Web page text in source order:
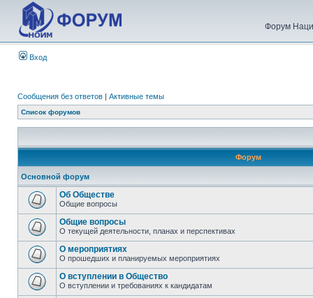
Форум
Вход
Сообщения без ответов | Активные темы
Список форумов
Форум
Основной форум
Об Обществе
Общие вопросы
Общие вопросы
О текущей деятельности, планах и перспективах
О мероприятиях
О прошедших и планируемых мероприятиях
О вступлении в Общество
О вступлении и требованиях к кандидатам